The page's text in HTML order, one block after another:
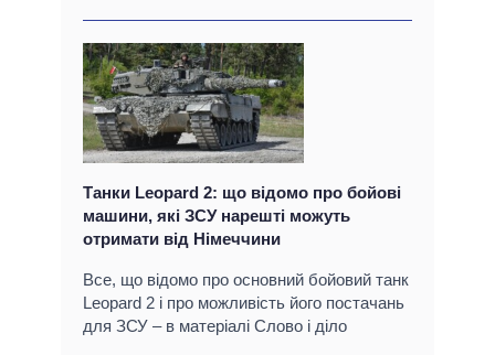
Танки Leopard 2: що відомо про бойові
машини, які ЗСУ нарешті можуть
отримати від Німеччини
Все, що відомо про основний бойовий танк
Leopard 2 і про можливість його постачань
для ЗСУ – в матеріалі Слово і діло